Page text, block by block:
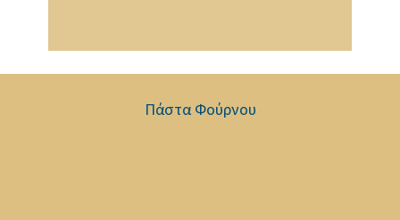
Πάστα Φούρνου